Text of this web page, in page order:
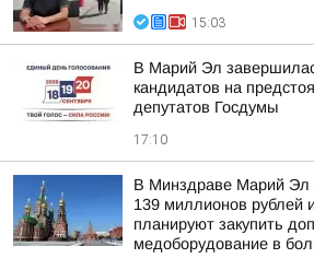
15:03
В Марий Эл
кандидатов на
депутатов Госдумы
17:10
В Минздраве Марий Эл
139 миллионов рублей
планируют закупить
медоборудование в